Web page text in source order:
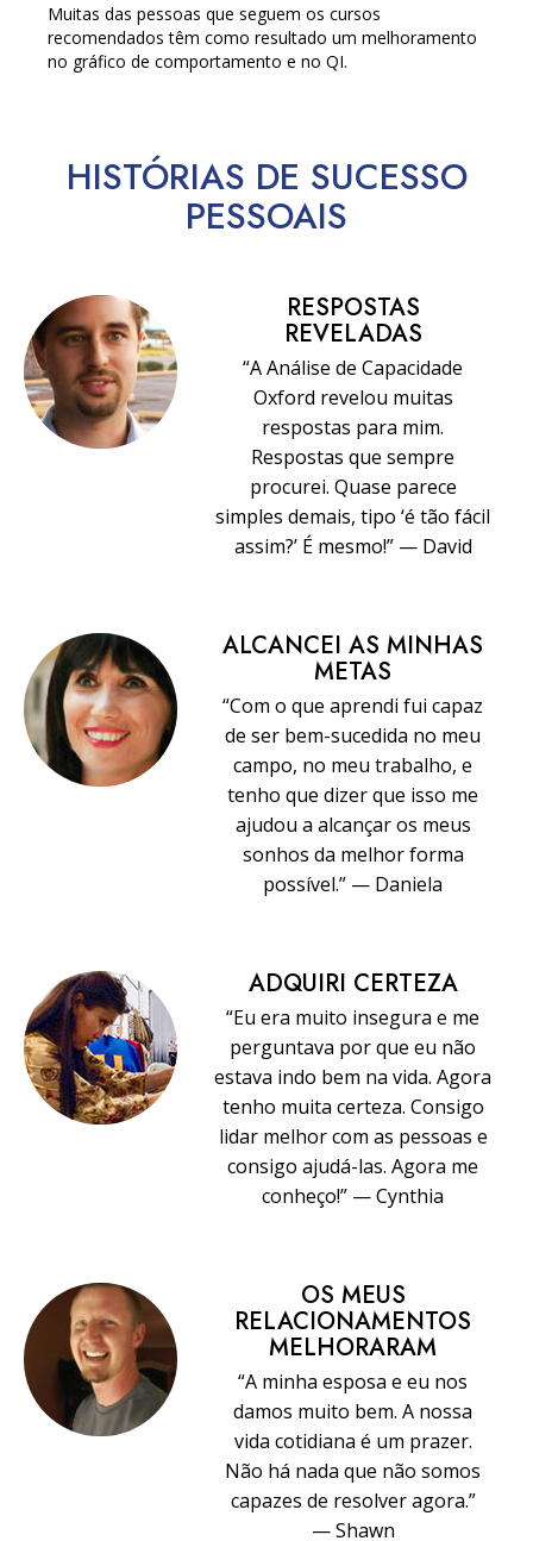
Muitas das pessoas que seguem os cursos
recomendados têm como resultado um melhoramento
no gráfico de comportamento e no QI.
HISTÓRIAS DE SUCESSO
PESSOAIS
RESPOSTAS
REVELADAS
“A Análise de Capacidade
Oxford revelou muitas
respostas para mim.
Respostas que sempre
procurei. Quase parece
simples demais, tipo ‘é tão fácil
assim?’ É mesmo!” — David
ALCANCEI AS MINHAS
METAS
“Com o que aprendi fui capaz
de ser bem-sucedida no meu
campo, no meu trabalho, e
tenho que dizer que isso me
ajudou a alcançar os meus
sonhos da melhor forma
possível.” — Daniela
ADQUIRI CERTEZA
“Eu era muito insegura e me
perguntava por que eu não
estava indo bem na vida. Agora
tenho muita certeza. Consigo
lidar melhor com as pessoas e
consigo ajudá-las. Agora me
conheço!” — Cynthia
OS MEUS
RELACIONAMENTOS
MELHORARAM
“A minha esposa e eu nos
damos muito bem. A nossa
vida cotidiana é um prazer.
Não há nada que não somos
capazes de resolver agora.”
— Shawn